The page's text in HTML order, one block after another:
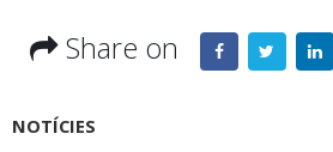
Share on
NOTÍCIES